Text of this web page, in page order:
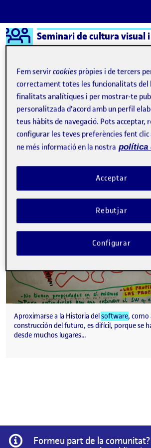
Saltar al contingut
Logo Ágora
Semestre 20231 - Aula 1 Software
Software
Necesidad de entender el
Publicat per
Úrsula Bischofberger Valdes
Data de publicació18 gener, 2025 3:19 pm
-comentariel
Aproximarse a la Historia delsoftware, como
construcción del futuro, es difícil, porque se
desde muchos lugares…
Informació
Formeu part de la
Fem servircookies pròpies i de tercers
correctament totes les funcionalitats del
finalitats analítiques i per mostrar-te
personalitzada d'acord amb un perfil
teus hàbits de navegació. Pots acceptar,
configurar les teves preferències fent
ne més informació en la nostra política
Rebutjar
Acceptar
Configurar